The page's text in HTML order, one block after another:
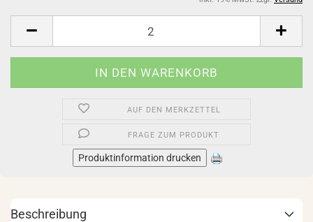
AUF DEN MERKZETTEL
FRAGE ZUM PRODUKT
Produktinformation drucken
Beschreibung